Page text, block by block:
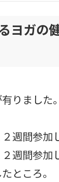
ヨガの
りました。
週間参加
２週間参加
ところ。